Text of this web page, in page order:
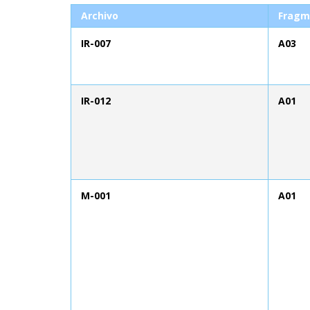
Archivo
IR-007 A03
IR-012 A01
M-001 A01